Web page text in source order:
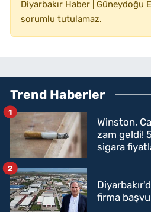
Diyarbakır Haber | Güneydoğu
sorumlu tutulamaz.
Trend Haberler
Winston,
zam geldi!
sigara
1
firma
2